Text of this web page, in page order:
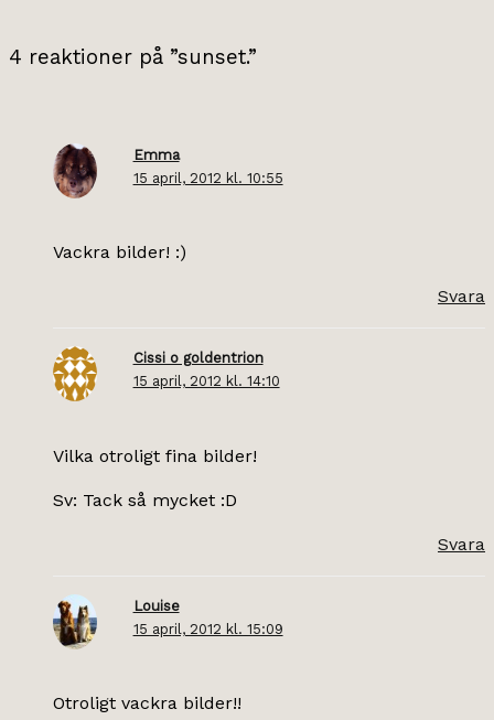
4 reaktioner på ”sunset.”
Emma
15 april, 2012 kl. 10:55
Vackra bilder! :)
Svara
Cissi o goldentrion
15 april, 2012 kl. 14:10
Vilka otroligt fina bilder!
Sv: Tack så mycket :D
Svara
Louise
15 april, 2012 kl. 15:09
Otroligt vackra bilder!!